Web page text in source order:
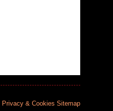
Privacy & Cookies Sitemap